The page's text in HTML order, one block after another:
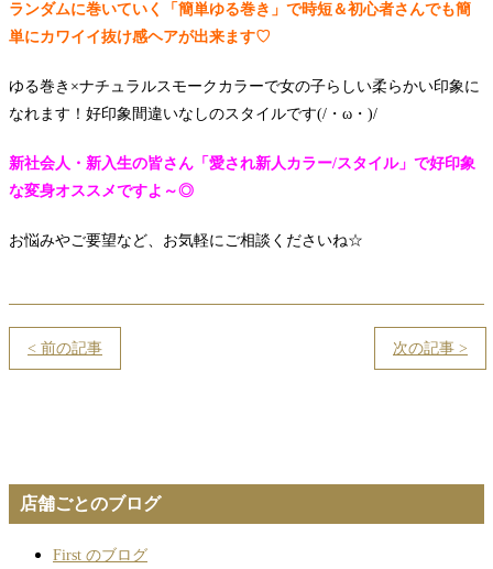
ランダムに巻いていく「簡単ゆる巻き」で時短＆初心者さんでも簡
単にカワイイ抜け感ヘアが出来ます♡
ゆる巻き×ナチュラルスモークカラーで女の子らしい柔らかい印象に
なれます！好印象間違いなしのスタイルです(/・ω・)/
新社会人・新入生の皆さん「愛され新人カラー/スタイル」で好印象
な変身オススメですよ～◎
お悩みやご要望など、お気軽にご相談くださいね☆
< 前の記事 次の記事 >
店舗ごとのブログ
First のブログ